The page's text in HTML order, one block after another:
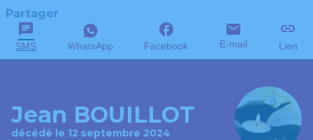
Partager
SMS WhatsApp Facebook E-mail Lien
Jean BOUILLOT
décédé le 12 septembre 2024